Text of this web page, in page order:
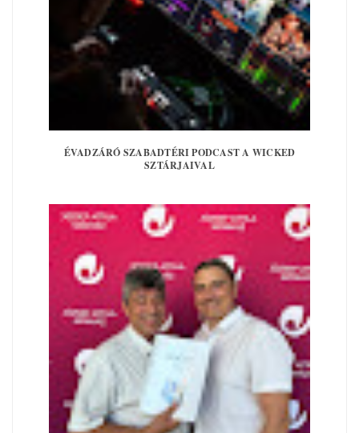
ÉVADZÁRÓ SZABADTÉRI PODCAST A WICKED
SZTÁRJAIVAL